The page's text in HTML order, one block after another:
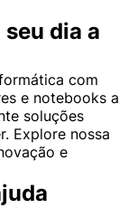
dia a
com
e notebooks a
soluções
Explore nossa
e